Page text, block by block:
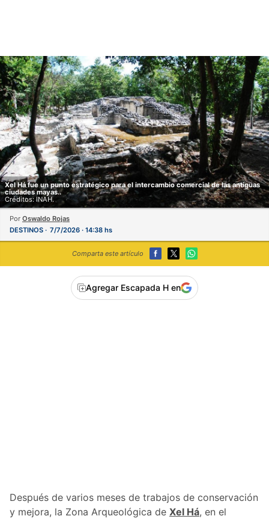
Xel Há fue un punto estratégico para el intercambio comercial de las antiguas
ciudades mayas..
Créditos: INAH.
Por Oswaldo Rojas
DESTINOS
7/7/2026 · 14:38 hs
Comparta este artículo
Agregar Escapada H en
Después de varios meses de trabajos de conservación
y mejora, la Zona Arqueológica de Xel Há, en el